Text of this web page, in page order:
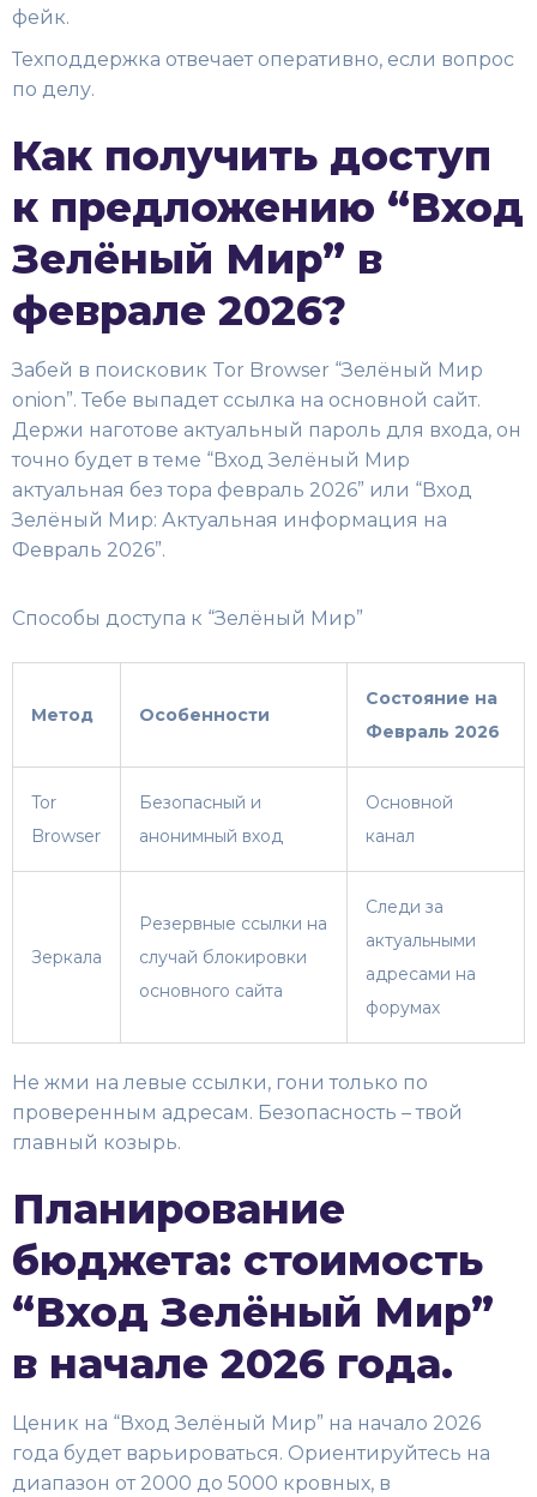
фейк.
Техподдержка отвечает оперативно, если вопрос
по делу.
Как получить доступ
к предложению “Вход
Зелёный Мир” в
феврале 2026?
Забей в поисковик Tor Browser “Зелёный Мир
onion”. Тебе выпадет ссылка на основной сайт.
Держи наготове актуальный пароль для входа, он
точно будет в теме “Вход Зелёный Мир
актуальная без тора февраль 2026” или “Вход
Зелёный Мир: Актуальная информация на
Февраль 2026”.
Способы доступа к “Зелёный Мир”
Метод Особенности
Состояние на
Февраль 2026
Tor
Browser
Безопасный и
анонимный вход
Основной
канал
Зеркала
Резервные ссылки на
случай блокировки
основного сайта
Следи за
актуальными
адресами на
форумах
Не жми на левые ссылки, гони только по
проверенным адресам. Безопасность – твой
главный козырь.
Планирование
бюджета: стоимость
“Вход Зелёный Мир”
в начале 2026 года.
Ценик на “Вход Зелёный Мир” на начало 2026
года будет варьироваться. Ориентируйтесь на
диапазон от 2000 до 5000 кровных, в